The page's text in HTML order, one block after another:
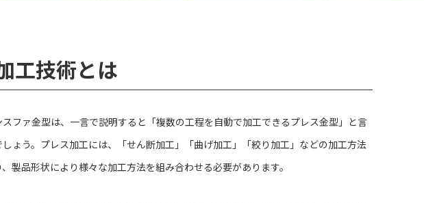
工技術とは
スファ金型は、一言で説明すると「複数の工程を自動で加工できるプレス金型」と言
しょう。プレス加工には、「せん断加工」「曲げ加工」「絞り加工」などの加工方法
製品形状により様々な加工方法を組み合わせる必要があります。